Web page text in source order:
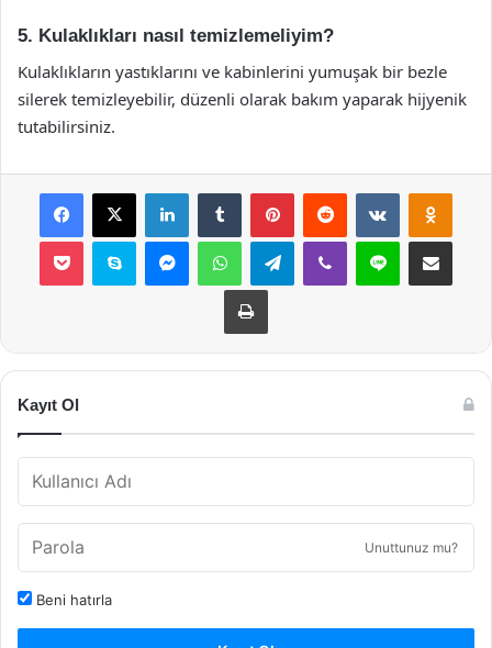
5. Kulaklıkları nasıl temizlemeliyim?
Kulaklıkların yastıklarını ve kabinlerini yumuşak bir bezle
silerek temizleyebilir, düzenli olarak bakım yaparak hijyenik
tutabilirsiniz.
Facebook
X LinkedInTumblr PinterestReddit VKontakte
Pocket Skype MessengerWhatsAppTelegramViber Line E-Posta ile
Yazdır
Kayıt Ol
Unuttunuz mu?
Beni hatırla